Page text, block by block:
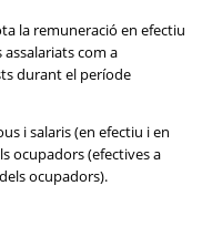
la remuneració en efectiu
assalariats com a
durant el període
i salaris (en efectiu i en
ocupadors (efectives a
ocupadors).